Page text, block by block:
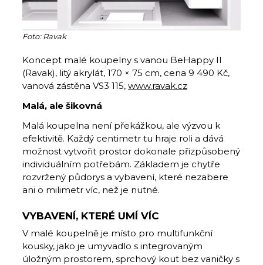
Foto: Ravak
Koncept malé koupelny s vanou BeHappy II
(Ravak), litý akrylát, 170 × 75 cm, cena 9 490 Kč,
vanová zástěna VS3 115, www.ravak.cz
Malá, ale šikovná
Malá koupelna není překážkou, ale výzvou k
efektivitě. Každý centimetr tu hraje roli a dává
možnost vytvořit prostor dokonale přizpůsobený
individuál­ním potřebám. Základem je chytře
rozvržený půdorys a vybavení, které nezabere
ani o milimetr víc, než je nutné.
VYBAVENÍ, KTERÉ UMÍ VÍC
V malé koupelně je místo pro multifunkční
kousky, jako je umyvadlo s integrovaným
úložným prostorem, sprchový kout bez vaničky s